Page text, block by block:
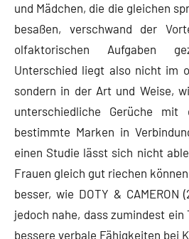
und Mädchen, die die gleichen
besaßen, verschwand der
olfaktorischen Aufgaben
Unterschied liegt also nicht im
sondern in der Art und Weise,
unterschiedliche Gerüche mit
bestimmte Marken in
einen Studie lässt sich nicht
Frauen gleich gut riechen
besser, wie DOTY &
jedoch nahe, dass zumindest
bessere verbale Fähigkeiten bei